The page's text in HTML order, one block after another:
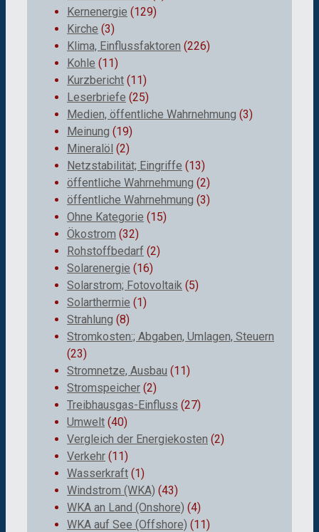
Kernenergie (129)
Kirche (3)
Klima, Einflussfaktoren (226)
Kohle (11)
Kurzbericht (11)
Leserbriefe (25)
Medien, öffentliche Wahrnehmung (3)
Meinung (19)
Mineralöl (2)
Netzstabilität; Eingriffe (13)
öffentliche Wahrnehmung (2)
öffentliche Wahrnehmung (3)
Ohne Kategorie (15)
Ökostrom (32)
Rohstoffbedarf (2)
Solarenergie (16)
Solarstrom; Fotovoltaik (5)
Solarthermie (1)
Strahlung (8)
Stromkosten:; Abgaben, Umlagen, Steuern
(23)
Stromnetze, Ausbau (11)
Stromspeicher (2)
Treibhausgas-Einfluss (27)
Umwelt (40)
Vergleich der Energiekosten (2)
Verkehr (11)
Wasserkraft (1)
Windstrom (WKA) (43)
WKA an Land (Onshore) (4)
WKA auf See (Offshore) (11)